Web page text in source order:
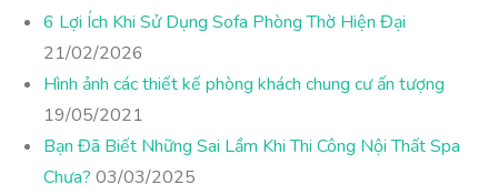
6 Lợi Ích Khi Sử Dụng Sofa Phòng Thờ Hiện Đại
21/02/2026
Hình ảnh các thiết kế phòng khách chung cư ấn tượng
19/05/2021
Bạn Đã Biết Những Sai Lầm Khi Thi Công Nội Thất Spa
Chưa? 03/03/2025